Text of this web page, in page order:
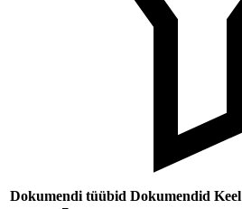
Dokumendi tüübid Dokumendid Keel